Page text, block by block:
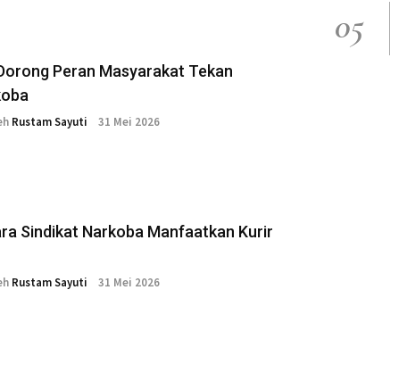
Peran Masyarakat Tekan
Rustam Sayuti 31 Mei 2026
Sindikat Narkoba Manfaatkan Kurir
Rustam Sayuti 31 Mei 2026
05